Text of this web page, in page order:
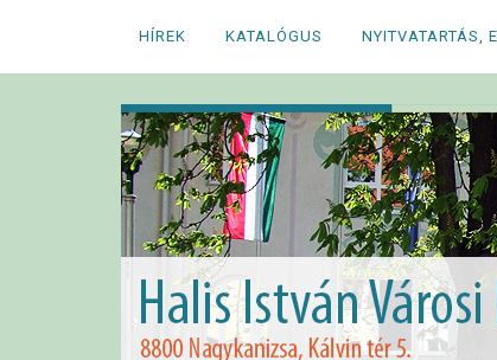
HÍREK KATALÓGUS NYITVATARTÁS,